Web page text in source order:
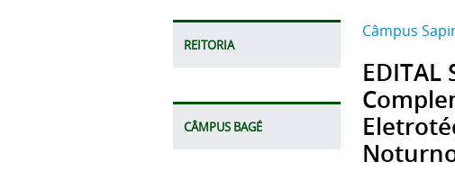
REITORIA
CÂMPUS BAGÉ
Câmpus
EDITAL